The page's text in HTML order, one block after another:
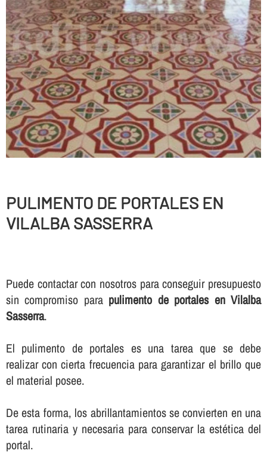
PULIMENTO DE PORTALES EN
VILALBA SASSERRA
Puede contactar con nosotros para conseguir presupuesto
sin compromiso para pulimento de portales en Vilalba
Sasserra.
El pulimento de portales es una tarea que se debe
realizar con cierta frecuencia para garantizar el brillo que
el material posee.
De esta forma, los abrillantamientos se convierten en una
tarea rutinaria y necesaria para conservar la estética del
portal.